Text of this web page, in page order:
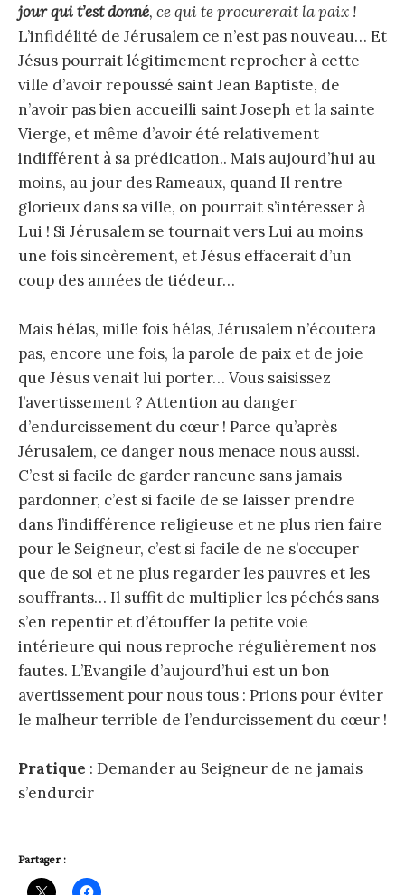
jour qui t’est donné, ce qui te procurerait la paix !
L’infidélité de Jérusalem ce n’est pas nouveau… Et
Jésus pourrait légitimement reprocher à cette
ville d’avoir repoussé saint Jean Baptiste, de
n’avoir pas bien accueilli saint Joseph et la sainte
Vierge, et même d’avoir été relativement
indifférent à sa prédication.. Mais aujourd’hui au
moins, au jour des Rameaux, quand Il rentre
glorieux dans sa ville, on pourrait s’intéresser à
Lui ! Si Jérusalem se tournait vers Lui au moins
une fois sincèrement, et Jésus effacerait d’un
coup des années de tiédeur…
Mais hélas, mille fois hélas, Jérusalem n’écoutera
pas, encore une fois, la parole de paix et de joie
que Jésus venait lui porter… Vous saisissez
l’avertissement ? Attention au danger
d’endurcissement du cœur ! Parce qu’après
Jérusalem, ce danger nous menace nous aussi.
C’est si facile de garder rancune sans jamais
pardonner, c’est si facile de se laisser prendre
dans l’indifférence religieuse et ne plus rien faire
pour le Seigneur, c’est si facile de ne s’occuper
que de soi et ne plus regarder les pauvres et les
souffrants… Il suffit de multiplier les péchés sans
s’en repentir et d’étouffer la petite voie
intérieure qui nous reproche régulièrement nos
fautes. L’Evangile d’aujourd’hui est un bon
avertissement pour nous tous : Prions pour éviter
le malheur terrible de l’endurcissement du cœur !
Pratique : Demander au Seigneur de ne jamais
s’endurcir
Partager :